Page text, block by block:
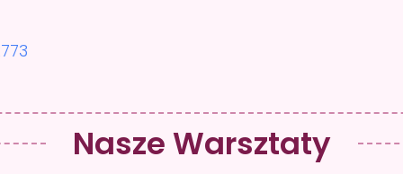
Nasze Warsztaty